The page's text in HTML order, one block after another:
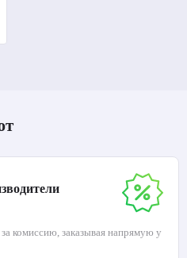
комиссию, заказывая напрямую у